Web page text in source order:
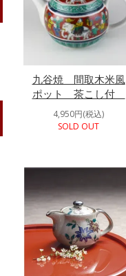
九谷焼 間取木米風
ポット 茶こし付
4,950円(税込)
SOLD OUT